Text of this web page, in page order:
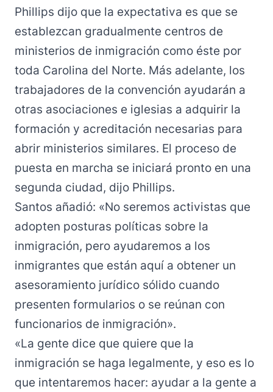
Phillips dijo que la expectativa es que se
establezcan gradualmente centros de
ministerios de inmigración como éste por
toda Carolina del Norte. Más adelante, los
trabajadores de la convención ayudarán a
otras asociaciones e iglesias a adquirir la
formación y acreditación necesarias para
abrir ministerios similares. El proceso de
puesta en marcha se iniciará pronto en una
segunda ciudad, dijo Phillips.
Santos añadió: «No seremos activistas que
adopten posturas políticas sobre la
inmigración, pero ayudaremos a los
inmigrantes que están aquí a obtener un
asesoramiento jurídico sólido cuando
presenten formularios o se reúnan con
funcionarios de inmigración».
«La gente dice que quiere que la
inmigración se haga legalmente, y eso es lo
que intentaremos hacer: ayudar a la gente a